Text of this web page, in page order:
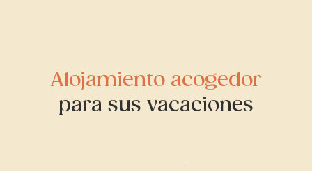
Alojamiento acogedor
para sus vacaciones